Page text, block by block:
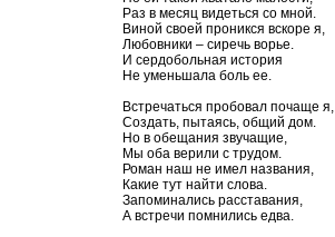
Раз в месяц видеться со мной.
Виной своей проникся вскоре я,
Любовники – сиречь ворье.
И сердобольная история
Не уменьшала боль ее.
Встречаться пробовал почаще я,
Создать, пытаясь, общий дом.
Но в обещания звучащие,
Мы оба верили с трудом.
Роман наш не имел названия,
Какие тут найти слова.
Запоминались расставания,
А встречи помнились едва.